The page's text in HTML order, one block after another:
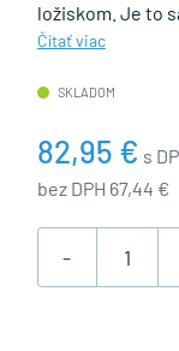
ložiskom. Je to
Čítať viac
SKLADOM
82,95 € s
bez DPH 67,44 €
-